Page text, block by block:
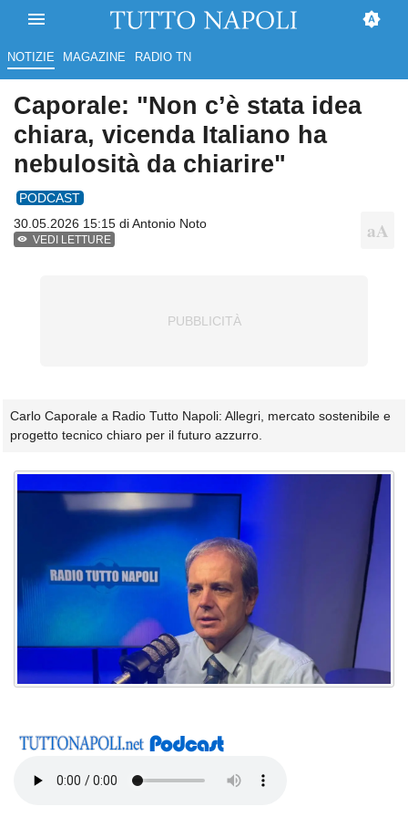
NOTIZIE MAGAZINE RADIO TN
Caporale: "Non c’è stata idea
chiara, vicenda Italiano ha
nebulosità da chiarire"
PODCAST
30.05.2026 15:15 diAntonio Noto
VEDI LETTURE
Carlo Caporale a Radio Tutto Napoli: Allegri, mercato sostenibile e
progetto tecnico chiaro per il futuro azzurro.